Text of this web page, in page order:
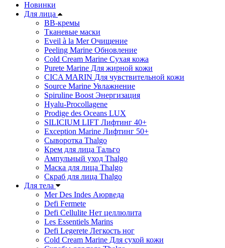
Новинки
Для лица
ВВ-кремы
Тканевые маски
Eveil à la Mer Очищение
Peeling Marine Обновление
Cold Cream Marine Сухая кожа
Purete Marine Для жирной кожи
СICA MARIN Для чувствительной кожи
Source Marine Увлажнение
Spiruline Boost Энергизация
Hyalu-Procollagene
Prodige des Oceans LUX
SILICIUM LIFT Лифтинг 40+
Exception Marine Лифтинг 50+
Cыворотка Thalgo
Крем для лица Тальго
Ампульный уход Thalgo
Маска для лица Thalgo
Скраб для лица Thalgo
Для тела
Mer Des Indes Аюрведа
Defi Fermete
Defi Cellulite Нет целлюлита
Les Essentiels Marins
Defi Legerete Легкость ног
Cold Cream Marine Для сухой кожи